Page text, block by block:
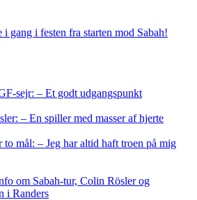
i gang i festen fra starten mod Sabah!
sejr: – Et godt udgangspunkt
– En spiller med masser af hjerte
to mål: – Jeg har altid haft troen på mig
om Sabah-tur, Colin Rösler og
i Randers